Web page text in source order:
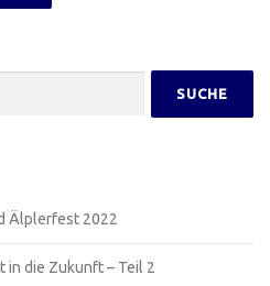
Älplerfest 2022
in die Zukunft – Teil 2